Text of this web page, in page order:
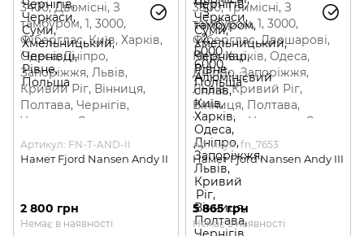
Артикул: FN-T-AND-II
Намет Fjord Nansen Andy II
2 800 грн
Немає в наявності
Артикул: fn_7653
Намет Fjord Nansen Andy III
5 865 грн
Немає в наявності